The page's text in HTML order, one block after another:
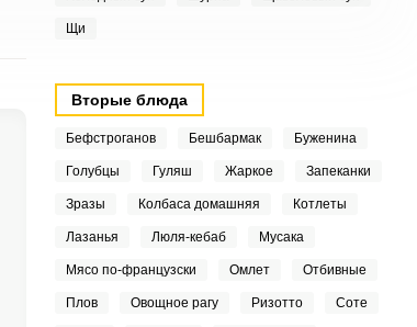
Щи
Вторые блюда
Бефстроганов Бешбармак Буженина
Голубцы Гуляш Жаркое Запеканки
Зразы Колбаса домашняя Котлеты
Лазанья Люля-кебаб Мусака
Мясо по-французски Омлет Отбивные
Плов Овощное рагу Ризотто Соте